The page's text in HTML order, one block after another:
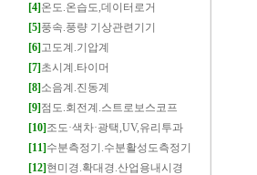
[4] 온도.온습도,데이터로거
[5] 풍속.풍량 기상관련기기
[6] 고도계.기압계
[7] 초시계.타이머
[8] 소음계.진동계
[9] 점도.회전계.스트로보스코프
[10] 조도·색차·광택,UV,유리투과
[11] 수분측정기.수분활성도측정기
[12] 현미경.확대경.산업용내시경